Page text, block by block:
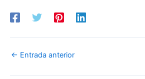
← Entrada anterior